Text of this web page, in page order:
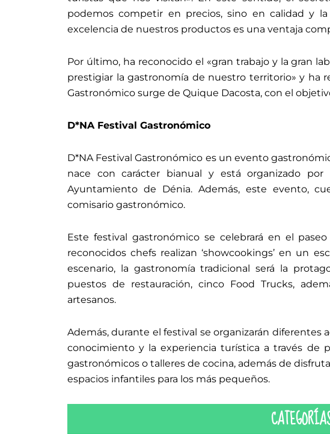
podemos competir en precios, sino en calidad y
excelencia de nuestros productos es una ventaja
Por último, ha reconocido el «gran trabajo y la gran
prestigiar la gastronomía de nuestro territorio» y ha
Gastronómico surge de Quique Dacosta, con el
D*NA Festival Gastronómico
D*NA Festival Gastronómico es un evento
nace con carácter bianual y está organizado
Ayuntamiento de Dénia. Además, este evento,
comisario gastronómico.
Este festival gastronómico se celebrará en el
reconocidos chefs realizan ‘showcookings’ en un
escenario, la gastronomía tradicional será la
puestos de restauración, cinco Food Trucks,
artesanos.
Además, durante el festival se organizarán diferentes
conocimiento y la experiencia turística a través de
gastronómicos o talleres de cocina, además de
espacios infantiles para los más pequeños.